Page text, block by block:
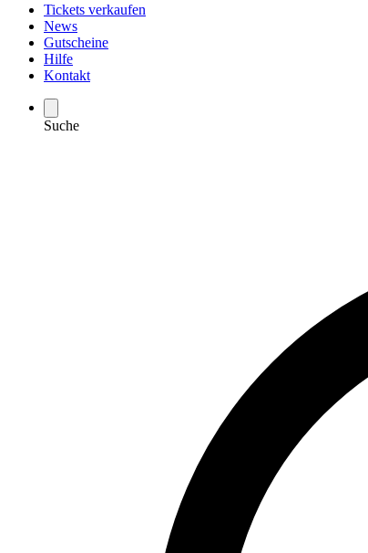
Tickets verkaufen
News
Gutscheine
Hilfe
Kontakt
Suche